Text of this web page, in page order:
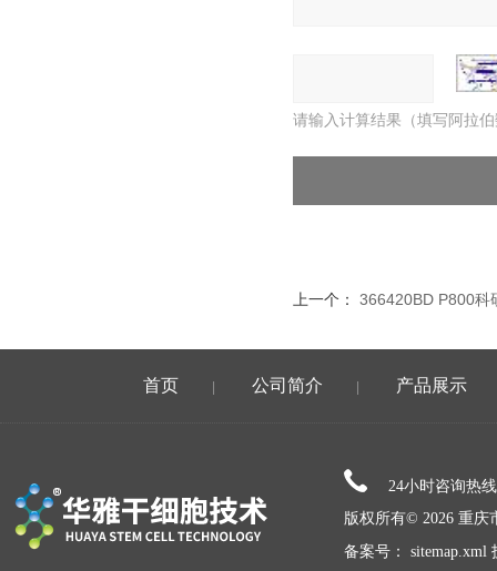
请输入计算结果（填写阿拉
上一个： 366420BD P800科
首页 公司简介 产品展示
24小时咨询热
版权所有© 2026 重庆
备案号：
sitemap.xml